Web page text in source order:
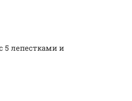
5 лепестками и